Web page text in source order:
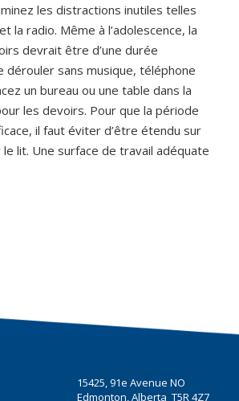
les distractions inutiles telles
la radio. Même à l’adolescence, la
devrait être d’une durée
sans musique, téléphone
un bureau ou une table dans la
les devoirs. Pour que la période
il faut éviter d’être étendu sur
le lit. Une surface de travail adéquate
15425, 91e Avenue NO
Edmonton, Alberta T5R 4Z7